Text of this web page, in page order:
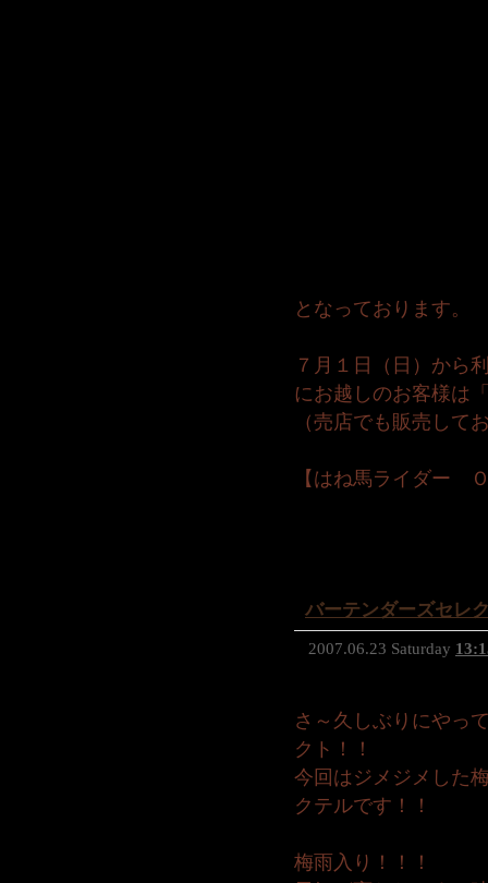
となっております。
７月１日（日）から
にお越しのお客様は
（売店でも販売して
【はね馬ライダー
バーテンダーズセレ
2007.06.23 Saturday
さ～久しぶりにやっ
クト！！
今回はジメジメした
クテルです！！
梅雨入り！！！